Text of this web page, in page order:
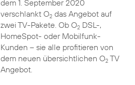
dem 1. September 2020
verschlankt O2das Angebot auf
zwei TV-Pakete. Ob O2DSL-,
HomeSpot- oder Mobilfunk-
Kunden – sie alle profitieren von
dem neuen übersichtlichen O2TV
Angebot.